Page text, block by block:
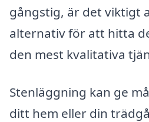
gångstig, är det viktigt
alternativ för att hitta
den mest kvalitativa
Stenläggning kan ge
ditt hem eller din